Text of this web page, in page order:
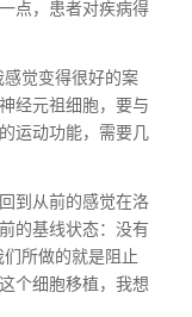
点，患者对疾病得
觉变得很好的案
经元祖细胞，要与
运动功能，需要几
到从前的感觉在洛
的基线状态：没有
所做的就是阻止
个细胞移植，我想